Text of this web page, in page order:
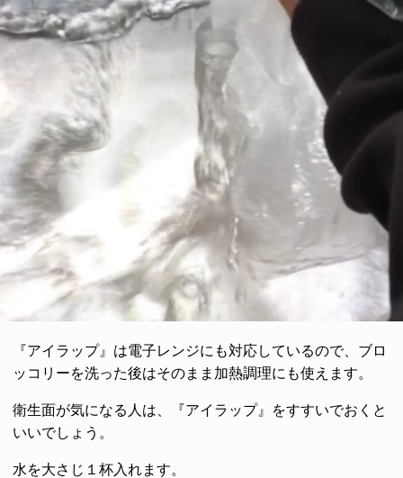
『アイラップ』は電子レンジにも対応しているので、ブロ
ッコリーを洗った後はそのまま加熱調理にも使えます。
衛生面が気になる人は、『アイラップ』をすすいでおくと
いいでしょう。
水を大さじ１杯入れます。